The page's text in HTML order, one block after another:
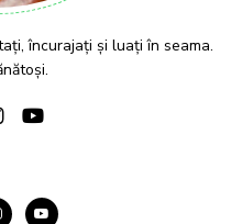
încurajați și luați în seama.